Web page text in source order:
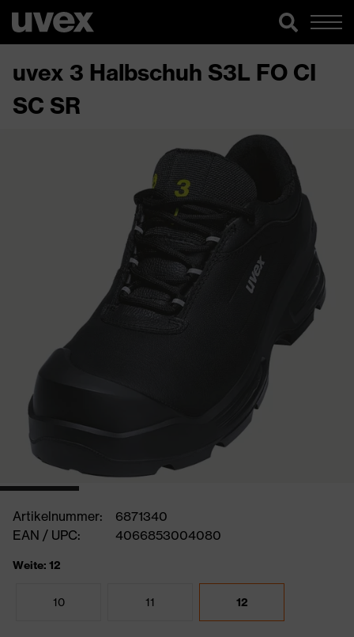
uvex 3 Halbschuh S3L FO CI
SC SR
Artikelnummer:
6871340
EAN / UPC:
4066853004080
Weite: 12
10 11 12